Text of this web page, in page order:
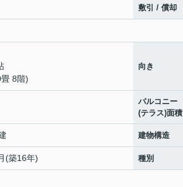
敷引 / 償却
8階)
向き
バルコニー
(テラス)面積
建物構造
(築16年) 種別